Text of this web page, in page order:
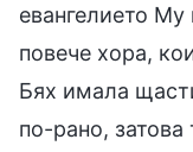
евангелието
повече хора,
Бях имала
по-рано,